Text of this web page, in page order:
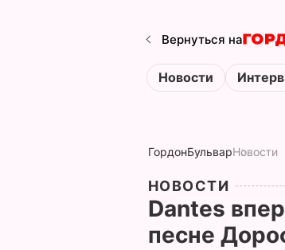
Вернуться на
Новости
ГордонБульварНовости
НОВОСТИ
Dantes
песне